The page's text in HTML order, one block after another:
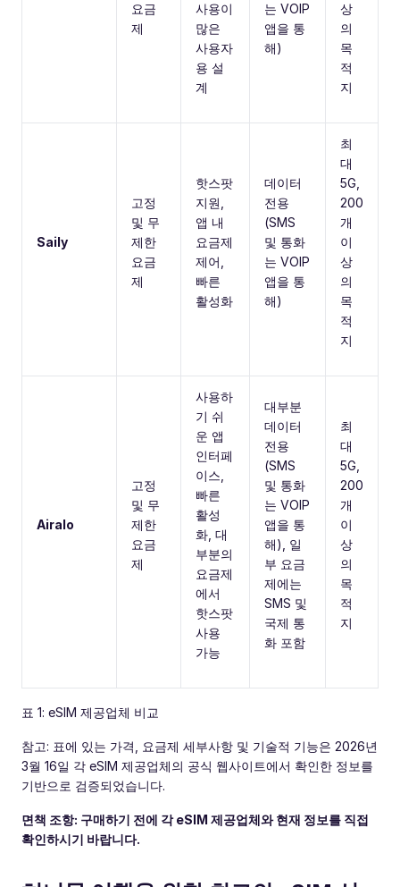
요금
제
사용이
많은
사용자
용 설
계
는 VOIP
앱을 통
해)
상
의
목
적
지
Saily
고정
및 무
제한
요금
제
핫스팟
지원,
앱 내
요금제
제어,
빠른
활성화
데이터
전용
(SMS
및 통화
는 VOIP
앱을 통
해)
최
대
5G,
200
개
이
상
의
목
적
지
Airalo
고정
및 무
제한
요금
제
사용하
기 쉬
운 앱
인터페
이스,
빠른
활성
화, 대
부분의
요금제
에서
핫스팟
사용
가능
대부분
데이터
전용
(SMS
및 통화
는 VOIP
앱을 통
해), 일
부 요금
제에는
SMS 및
국제 통
화 포함
최
대
5G,
200
개
이
상
의
목
적
지
표 1: eSIM 제공업체 비교
참고: 표에 있는 가격, 요금제 세부사항 및 기술적 기능은 2026년
3월 16일 각 eSIM 제공업체의 공식 웹사이트에서 확인한 정보를
기반으로 검증되었습니다.
면책 조항: 구매하기 전에 각 eSIM 제공업체와 현재 정보를 직접
확인하시기 바랍니다.